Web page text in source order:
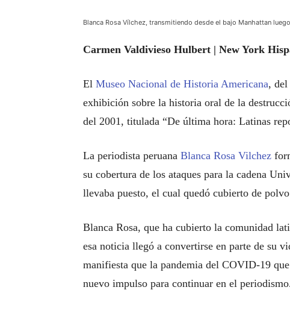
Blanca Rosa Vílchez, transmitiendo desde el bajo Manhattan
Carmen Valdivieso Hulbert | New York
El Museo Nacional de Historia Americana, del
exhibición sobre la historia oral de la
del 2001, titulada “De última hora: Latinas
La periodista peruana Blanca Rosa Vilchez
su cobertura de los ataques para la cadena
llevaba puesto, el cual quedó cubierto de
Blanca Rosa, que ha cubierto la comunidad
esa noticia llegó a convertirse en parte de su
manifiesta que la pandemia del COVID-19
nuevo impulso para continuar en el